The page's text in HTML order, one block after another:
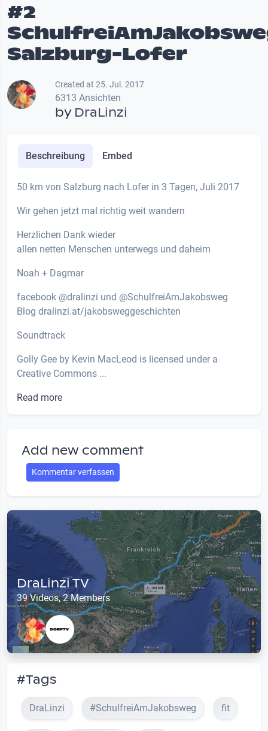
#2
Salzburg-Lofer
Created at 25. Jul. 2017
6313 Ansichten
by DraLinzi
Beschreibung Embed
50 km von Salzburg nach Lofer in 3 Tagen, Juli 2017
Wir gehen jetzt mal richtig weit wandern
Herzlichen Dank wieder
allen netten Menschen unterwegs und daheim
Noah + Dagmar
facebook @dralinzi und @SchulfreiAmJakobsweg
Blog dralinzi.at/jakobsweggeschichten
Soundtrack
Golly Gee by Kevin MacLeod is licensed under a
Creative Commons ...
Read more
Add new comment
Kommentar verfassen
DraLinzi TV
39 Videos, 2 Members
#Tags
DraLinzi #SchulfreiAmJakobsweg fit